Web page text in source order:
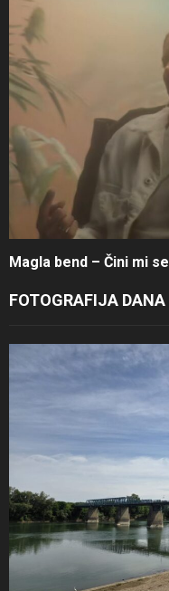
Magla bend – Čini mi se
FOTOGRAFIJA DANA